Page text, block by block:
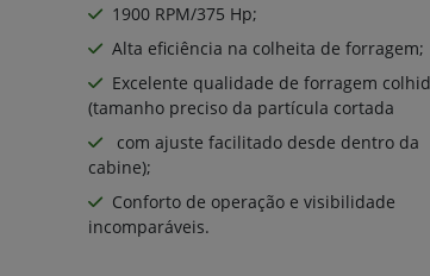
1900 RPM/375 Hp;
Alta eficiência na colheita de forragem;
Excelente qualidade de forragem
(tamanho preciso da partícula cortada
com ajuste facilitado desde dentro da
cabine);
Conforto de operação e visibilidade
incomparáveis.